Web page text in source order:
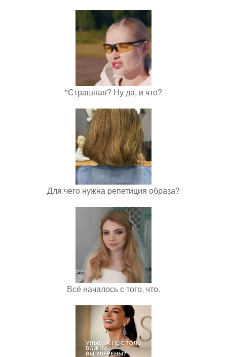
"Страшная? Ну да, и что?
Для чего нужна репетиция образа?
Всё началось с того, что.